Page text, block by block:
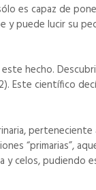
es capaz de
y puede lucir su
hecho.
Este científico
perteneciente
“primarias”,
y celos, pudiendo